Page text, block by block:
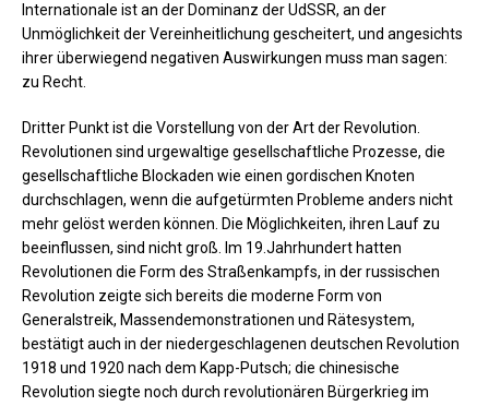
Internationale ist an der Dominanz der UdSSR, an der
Unmöglichkeit der Vereinheitlichung gescheitert, und angesichts
ihrer überwiegend negativen Auswirkungen muss man sagen:
zu Recht.
Dritter Punkt ist die Vorstellung von der Art der Revolution.
Revolutionen sind urgewaltige gesellschaftliche Prozesse, die
gesellschaftliche Blockaden wie einen gordischen Knoten
durchschlagen, wenn die aufgetürmten Probleme anders nicht
mehr gelöst werden können. Die Möglichkeiten, ihren Lauf zu
beeinflussen, sind nicht groß. Im 19.Jahrhundert hatten
Revolutionen die Form des Straßenkampfs, in der russischen
Revolution zeigte sich bereits die moderne Form von
Generalstreik, Massendemonstrationen und Rätesystem,
bestätigt auch in der niedergeschlagenen deutschen Revolution
1918 und 1920 nach dem Kapp-Putsch; die chinesische
Revolution siegte noch durch revolutionären Bürgerkrieg im